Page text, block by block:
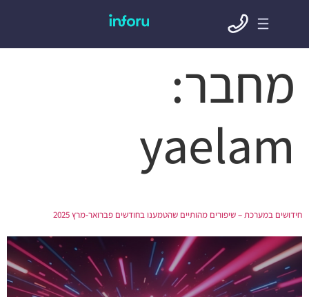
מחבר:
yaelam
חידושים במערכת – שיפורים מהותיים שהטמענו בחודשים פברואר-מרץ 2025